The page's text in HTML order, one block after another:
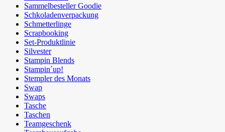
Sammelbesteller Goodie
Schkoladenverpackung
Schmetterlinge
Scrapbooking
Set-Produktlinie
Silvester
Stampin Blends
Stampin´up!
Stempler des Monats
Swap
Swaps
Tasche
Taschen
Teamgeschenk